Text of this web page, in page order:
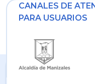
CANALES DE
PARA USUARIOS